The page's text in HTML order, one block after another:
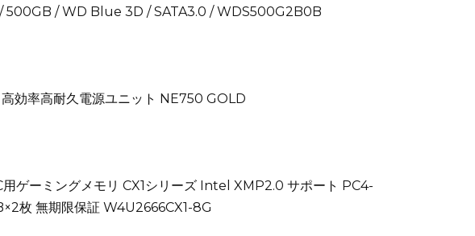
500GB / WD Blue 3D / SATA3.0 / WDS500G2B0B
効率高耐久電源ユニット NE750 GOLD
ゲーミングメモリ CX1シリーズ Intel XMP2.0 サポート PC4-
枚 無期限保証 W4U2666CX1-8G